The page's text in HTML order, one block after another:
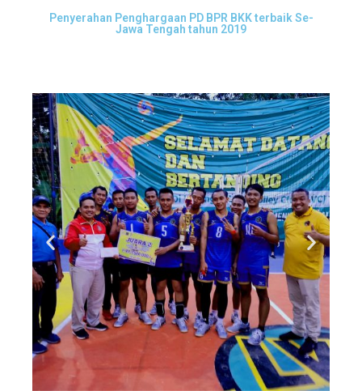
Penyerahan Penghargaan PD BPR BKK terbaik Se-
Jawa Tengah tahun 2019